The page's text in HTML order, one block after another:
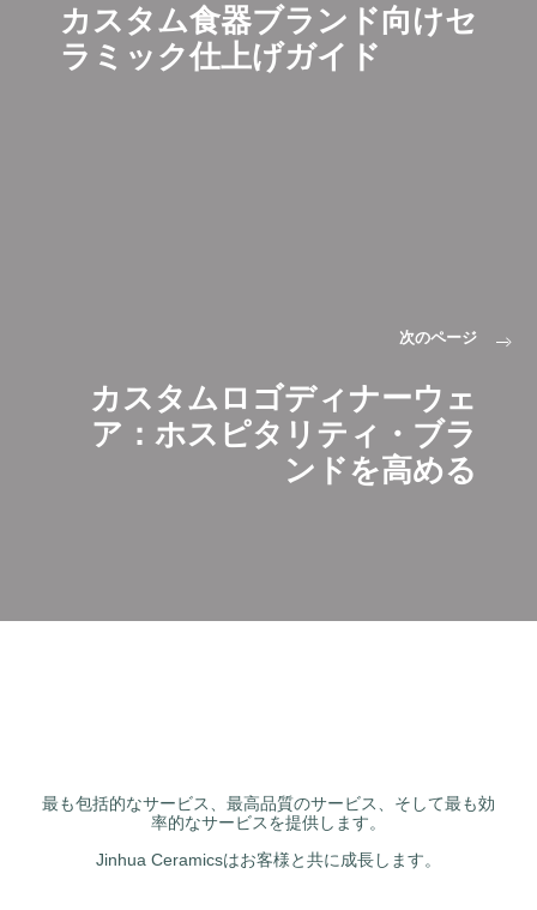
カスタム食器ブランド向けセ
ラミック仕上げガイド
次のページ
カスタムロゴディナーウェ
ア：ホスピタリティ・ブラ
ンドを高める
最も包括的なサービス、最高品質のサービス、そして最も効
率的なサービスを提供します。
Jinhua Ceramicsはお客様と共に成長します。